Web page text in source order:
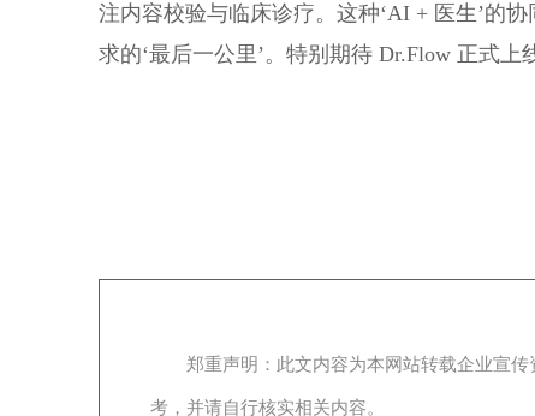
注内容校验与临床诊疗。这种‘AI + 医生’的
求的‘最后一公里’。特别期待 Dr.Flow 正式
郑重声明：此文内容为本网站转载企业宣
考，并请自行核实相关内容。